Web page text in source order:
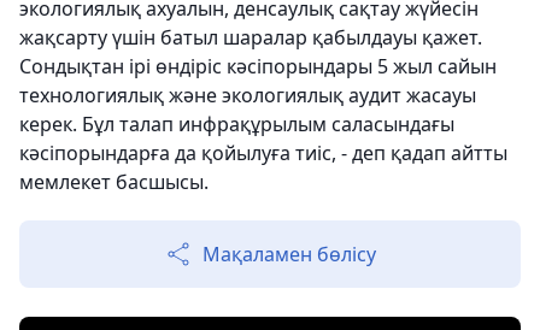
экологиялық ахуалын, денсаулық сақтау жүйесін
жақсарту үшін батыл шаралар қабылдауы қажет.
Сондықтан ірі өндіріс кәсіпорындары 5 жыл сайын
технологиялық және экологиялық аудит жасауы
керек. Бұл талап инфрақұрылым саласындағы
кәсіпорындарға да қойылуға тиіс, - деп қадап айтты
мемлекет басшысы.
Мақаламен бөлісу